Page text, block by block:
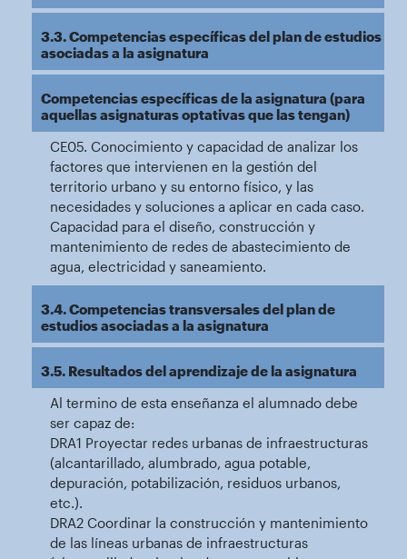
3.3. Competencias específicas del plan de estudios
asociadas a la asignatura
Competencias específicas de la asignatura (para
aquellas asignaturas optativas que las tengan)
CE05. Conocimiento y capacidad de analizar los
factores que intervienen en la gestión del
territorio urbano y su entorno físico, y las
necesidades y soluciones a aplicar en cada caso.
Capacidad para el diseño, construcción y
mantenimiento de redes de abastecimiento de
agua, electricidad y saneamiento.
3.4. Competencias transversales del plan de
estudios asociadas a la asignatura
3.5. Resultados del aprendizaje de la asignatura
Al termino de esta enseñanza el alumnado debe
ser capaz de:
DRA1 Proyectar redes urbanas de infraestructuras
(alcantarillado, alumbrado, agua potable,
depuración, potabilización, residuos urbanos,
etc.).
DRA2 Coordinar la construcción y mantenimiento
de las líneas urbanas de infraestructuras